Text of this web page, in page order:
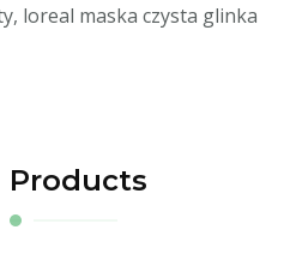
loreal maska czysta glinka
Products